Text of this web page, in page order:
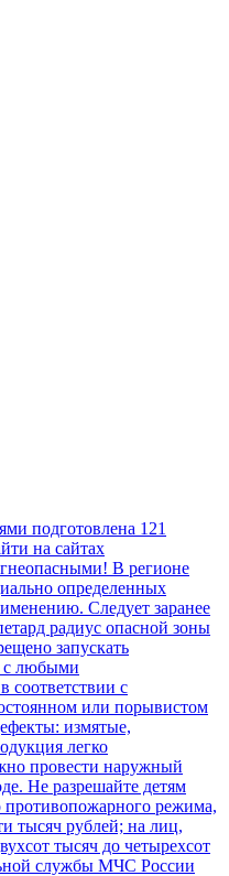
подготовлена 121
на сайтах
В регионе
определенных
Следует заранее
радиус опасной зоны
запускать
с любыми
соответствии с
или порывистом
измятые,
легко
провести наружный
Не разрешайте детям
противопожарного режима,
тысяч рублей; на лиц,
тысяч до четырехсот
службы МЧС России